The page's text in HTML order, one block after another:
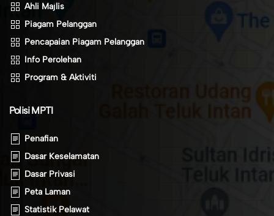
Ahli Majlis
Piagam Pelanggan
Pencapaian Piagam Pelanggan
Info Perolehan
Program & Aktiviti
Polisi MPTI
Penafian
Dasar Keselamatan
Dasar Privasi
Peta Laman
Statistik Pelawat